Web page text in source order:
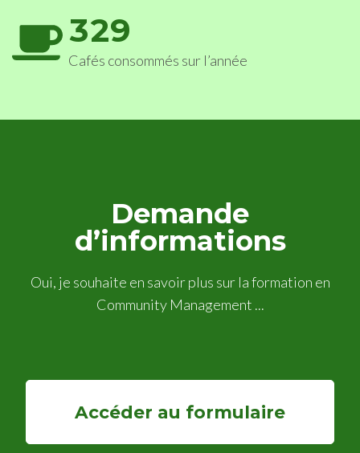
Cafés consommés sur l’année
329
Demande
d’informations
Oui, je souhaite en savoir plus sur la formation en
Community Management ...
Accéder au formulaire